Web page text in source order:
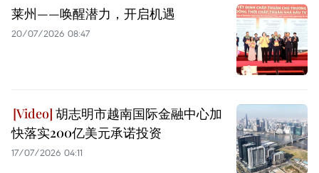
莱州——唤醒潜力，开启机遇
20/07/2026 08:47
胡志明市越南国际金融中心加
快落实200亿美元承诺投资
17/07/2026 04:11